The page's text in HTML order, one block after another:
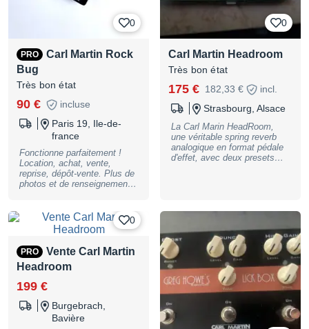
0
PRO
Carl Martin Rock
Bug
Très bon état
90 €
incluse
Paris 19, Ile-de-
france
Fonctionne parfaitement !
Location, achat, vente,
reprise, dépôt-vente. Plus de
photos et de renseignements
souhaitez. Le magasin se
trouve, sur RENDEZ-VOUS,
au 60 rue Riquet, 75019
Paris. Paiement possible en
2, 3, 4, 10 ou 12 fois !
BASSNGUITAR
0
Carl Martin Headroom
Très bon état
175 € 182,33 €
incl.
Strasbourg, Alsace
La Carl Marin HeadRoom,
une véritable spring reverb
analogique en format pédale
d'effet, avec deux presets
0
PRO
Vente Carl Martin
Headroom
199 €
Burgebrach,
Bavière